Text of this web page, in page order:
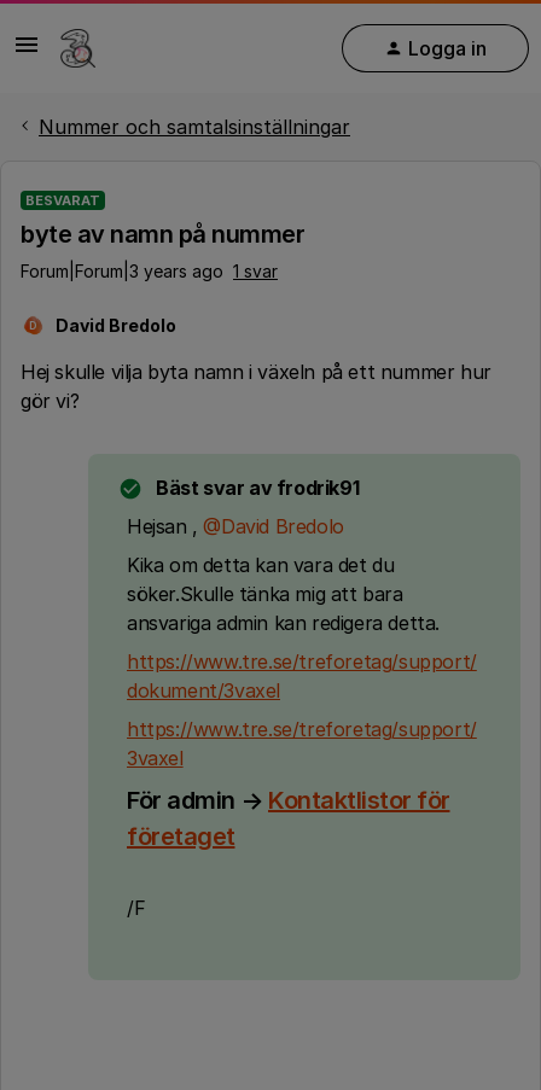
Logga in
Nummer och samtalsinställningar
BESVARAT
byte av namn på nummer
Forum|Forum|3 years ago 1 svar
D David Bredolo
Hej skulle vilja byta namn i växeln på ett nummer hur
gör vi?
Bäst svar av frodrik91
Hejsan ,@David Bredolo
Kika om detta kan vara det du
söker.Skulle tänka mig att bara
ansvariga admin kan redigera detta.
https://www.tre.se/treforetag/support/
dokument/3vaxel
https://www.tre.se/treforetag/support/
3vaxel
För admin → Kontaktlistor för
företaget
/F